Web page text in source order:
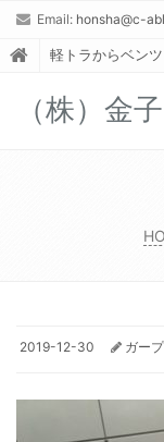
Email: honsha@c-
軽トラからベン
（株）金
2019-12-30 ガープ